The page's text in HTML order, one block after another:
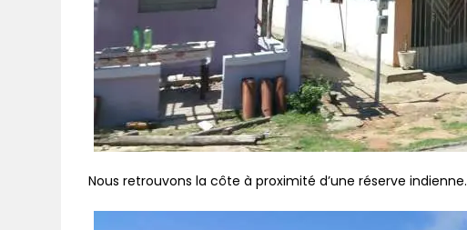
Nous retrouvons la côte à proximité d’une réserve indienne.